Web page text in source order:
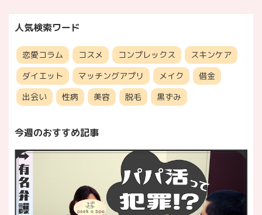
人気検索ワード
恋愛コラム コスメ コンプレックス
スキンケア
ダイエット
マッチングアプリ メイク
借金
出会い
性病 美容 脱毛 黒ずみ
今週のおすすめ記事